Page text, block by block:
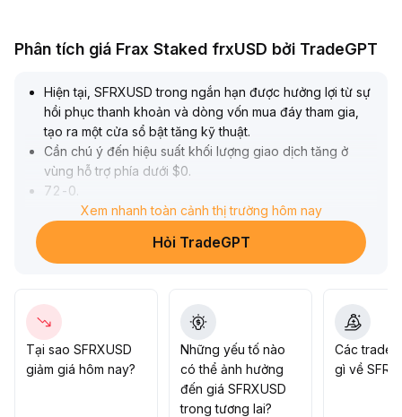
Phân tích giá Frax Staked frxUSD bởi TradeGPT
Hiện tại, SFRXUSD trong ngắn hạn được hưởng lợi từ sự
hồi phục thanh khoản và dòng vốn mua đáy tham gia,
tạo ra một cửa sổ bật tăng kỹ thuật.
Cần chú ý đến hiệu suất khối lượng giao dịch tăng ở
vùng hỗ trợ phía dưới $0.
72-0
Tuy nhiên, xét về chu kỳ vĩ mô và các chỉ số hoạt động
thị trường, nền tảng dài hạn vẫn chịu áp lực, khối lượng
Khuyến nghị nhà đầu tư nên giao dịch ngắn hạn với tỷ
trọng thấp, chốt lời rõ ràng, còn chiến lược dài hạn vẫn
nên thận trọng quan sát, chờ tín hiệu cải thiện nền tảng.
Xem nhanh toàn cảnh thị trường hôm nay
Hỏi TradeGPT
Tại sao SFRXUSD
giảm giá hôm nay?
Những yếu tố nào
có thể ảnh hưởng
đến giá SFRXUSD
trong tương lai?
Các trader
gì về